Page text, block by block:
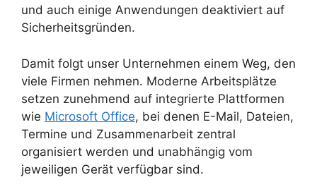
und auch einige Anwendungen deaktiviert auf
Sicherheitsgründen.
Damit folgt unser Unternehmen einem Weg, den
viele Firmen nehmen. Moderne Arbeitsplätze
setzen zunehmend auf integrierte Plattformen
wie Microsoft Office, bei denen E-Mail, Dateien,
Termine und Zusammenarbeit zentral
organisiert werden und unabhängig vom
jeweiligen Gerät verfügbar sind.